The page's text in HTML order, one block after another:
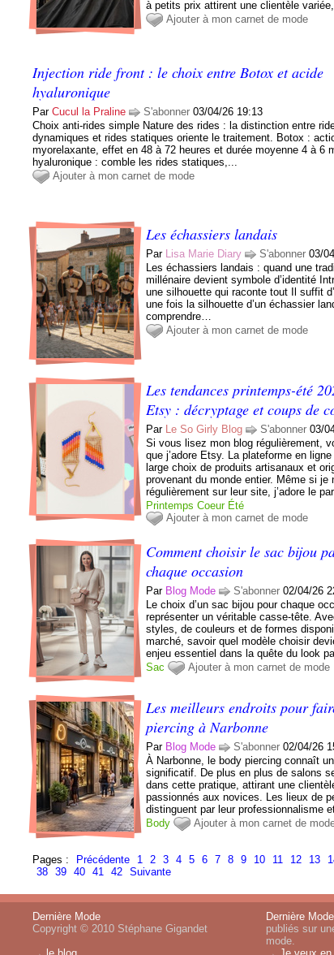
à petits prix attirent une clientèle variée,
Ajouter à mon carnet de mode
Injection ride front : le choix entre Botox et acide
hyaluronique
ParCucul la Praline S'abonner 03/04/26 19:13
Choix anti-rides simple Nature des rides : la distinction entre
dynamiques et rides statiques oriente le traitement. Botox :
myorelaxante, effet en 48 à 72 heures et durée moyenne 4 à 6
hyaluronique : comble les rides statiques,...
Ajouter à mon carnet de mode
Les échassiers landais
Par Lisa Marie Diary S'abonner 03/
Les échassiers landais : quand une
millénaire devient symbole d’identité
une silhouette qui raconte tout Il suffit
une fois la silhouette d’un échassier
comprendre…
Ajouter à mon carnet de mode
Les tendances printemps-été
Etsy : décryptage et coups de
Par Le So Girly Blog S'abonner 03/
Si vous lisez mon blog régulièrement,
que j’adore Etsy. La plateforme en
large choix de produits artisanaux et
provenant du monde entier. Même si je
régulièrement sur leur site, j’adore le
Printemps Coeur Été
Ajouter à mon carnet de mode
Comment choisir le sac bijou
chaque occasion
Par Blog Mode S'abonner 02/04/26
Le choix d’un sac bijou pour chaque
représenter un véritable casse-tête.
styles, de couleurs et de formes
marché, savoir quel modèle choisir
enjeu essentiel dans la quête du look
Sac
Ajouter à mon carnet de mode
Les meilleurs endroits pour
piercing à Narbonne
Par Blog Mode S'abonner 02/04/26
À Narbonne, le body piercing connaît
significatif. De plus en plus de salons
dans cette pratique, attirant une
passionnés aux novices. Les lieux de
distinguent par leur professionnalisme et
Body
Ajouter à mon carnet de
Pages : Précédente 1 2 3 4 5 6 7 8 9 10 11 12 13
38
39 40 41 42 Suivante
Dernière Mode
Copyright © 2010 Stéphane Gigandet
Dernière Mode
publiés sur
mode.